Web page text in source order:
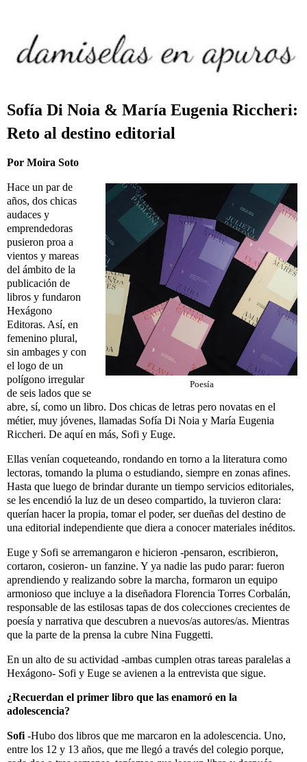
Sofía Di Noia & María Eugenia Riccheri:
Reto al destino editorial
Por Moira Soto
Poesía
Hace un par de
años, dos chicas
audaces y
emprendedoras
pusieron proa a
vientos y mareas
del ámbito de la
publicación de
libros y fundaron
Hexágono
Editoras. Así, en
femenino plural,
sin ambages y con
el logo de un
polígono irregular
de seis lados que se
abre, sí, como un libro. Dos chicas de letras pero novatas en el
métier, muy jóvenes, llamadas Sofía Di Noia y María Eugenia
Riccheri. De aquí en más, Sofi y Euge.
Ellas venían coqueteando, rondando en torno a la literatura como
lectoras, tomando la pluma o estudiando, siempre en zonas afines.
Hasta que luego de brindar durante un tiempo servicios editoriales,
se les encendió la luz de un deseo compartido, la tuvieron clara:
querían hacer la propia, tomar el poder, ser dueñas del destino de
una editorial independiente que diera a conocer materiales inéditos.
Euge y Sofi se arremangaron e hicieron -pensaron, escribieron,
cortaron, cosieron- un fanzine. Y ya nadie las pudo parar: fueron
aprendiendo y realizando sobre la marcha, formaron un equipo
armonioso que incluye a la diseñadora Florencia Torres Corbalán,
responsable de las estilosas tapas de dos colecciones crecientes de
poesía y narrativa que descubren a nuevos/as autores/as. Mientras
que la parte de la prensa la cubre Nina Fuggetti.
En un alto de su actividad -ambas cumplen otras tareas paralelas a
Hexágono- Sofi y Euge se avienen a la entrevista que sigue.
¿Recuerdan el primer libro que las enamoró en la
adolescencia?
Sofi -Hubo dos libros que me marcaron en la adolescencia. Uno,
entre los 12 y 13 años, que me llegó a través del colegio porque,